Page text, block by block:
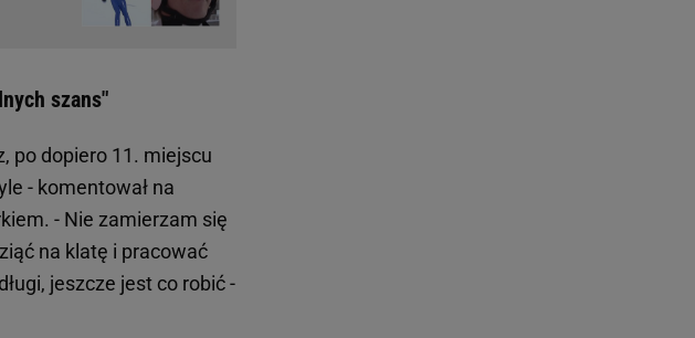
szans"
po dopiero 11. miejscu
- komentował na
- Nie zamierzam się
na klatę i pracować
jeszcze jest co robić -